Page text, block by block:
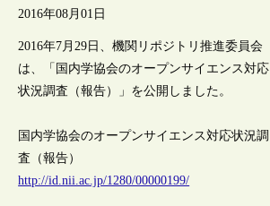
2016年08月01日
2016年7月29日、機関リポジトリ推進委員会
は、「国内学協会のオープンサイエンス対応
状況調査（報告）」を公開しました。
国内学協会のオープンサイエンス対応状況調
査（報告）
http://id.nii.ac.jp/1280/00000199/